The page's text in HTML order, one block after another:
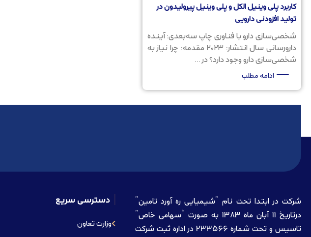
کاربرد پلی وینیل الکل و پلی وینیل پیرولیدون در
تولید افزودنی دارویی
شخصی‌سازی دارو با فناوری چاپ سه‌بعدی: آینده
دارورسانی سال انتشار: ۲۰۲۳ مقدمه: چرا نیاز به
شخصی‌سازی دارو وجود دارد؟ در ...
ادامه مطلب
شرکت در ابتدا تحت نام ”شیمیایی ره آورد تامين”
درتاريخ 11 آبان ماه 1383 به صورت “سهامی خاص”
تاسيس و تحت شماره 233566 در اداره ثبت شرکت
دسترسی سریع
وزارت تعاون